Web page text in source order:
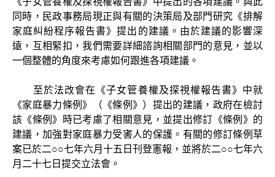
同時，民政事務局現正與有關的決策局及部門研究《排解
家庭糾紛程序報告書》提出的建議。由於建議的影響深
遠，互相緊扣，我們需要詳細諮詢相關部門的意見，並以
一個整體的角度來考慮如何跟進各項建議。
至於法改會在《子女管養權及探視權報告書》中就
《家庭暴力條例》（《條例》）提出的建議，政府在檢討
該《條例》時已考慮了相關意見，並提出修訂《條例》的
建議，加強對家庭暴力受害人的保護。有關的修訂條例草
案已於二○○七年六月十五日刊登憲報，並將於二○○七年六
月二十七日提交立法會。